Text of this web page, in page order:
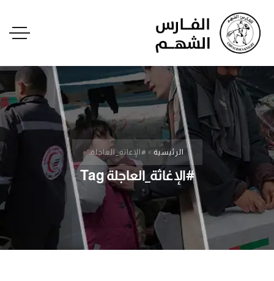
الرئيسية » #الإغاثة_العاجلة
#الإغاثة_العاجلة Tag